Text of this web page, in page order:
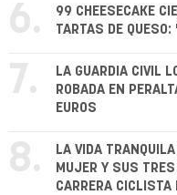
6.
99 CHEESECAKE
TARTAS DE
7.
LA GUARDIA CIVIL
ROBADA EN
EUROS
8.
LA VIDA
MUJER Y SUS
CARRERA CICLISTA